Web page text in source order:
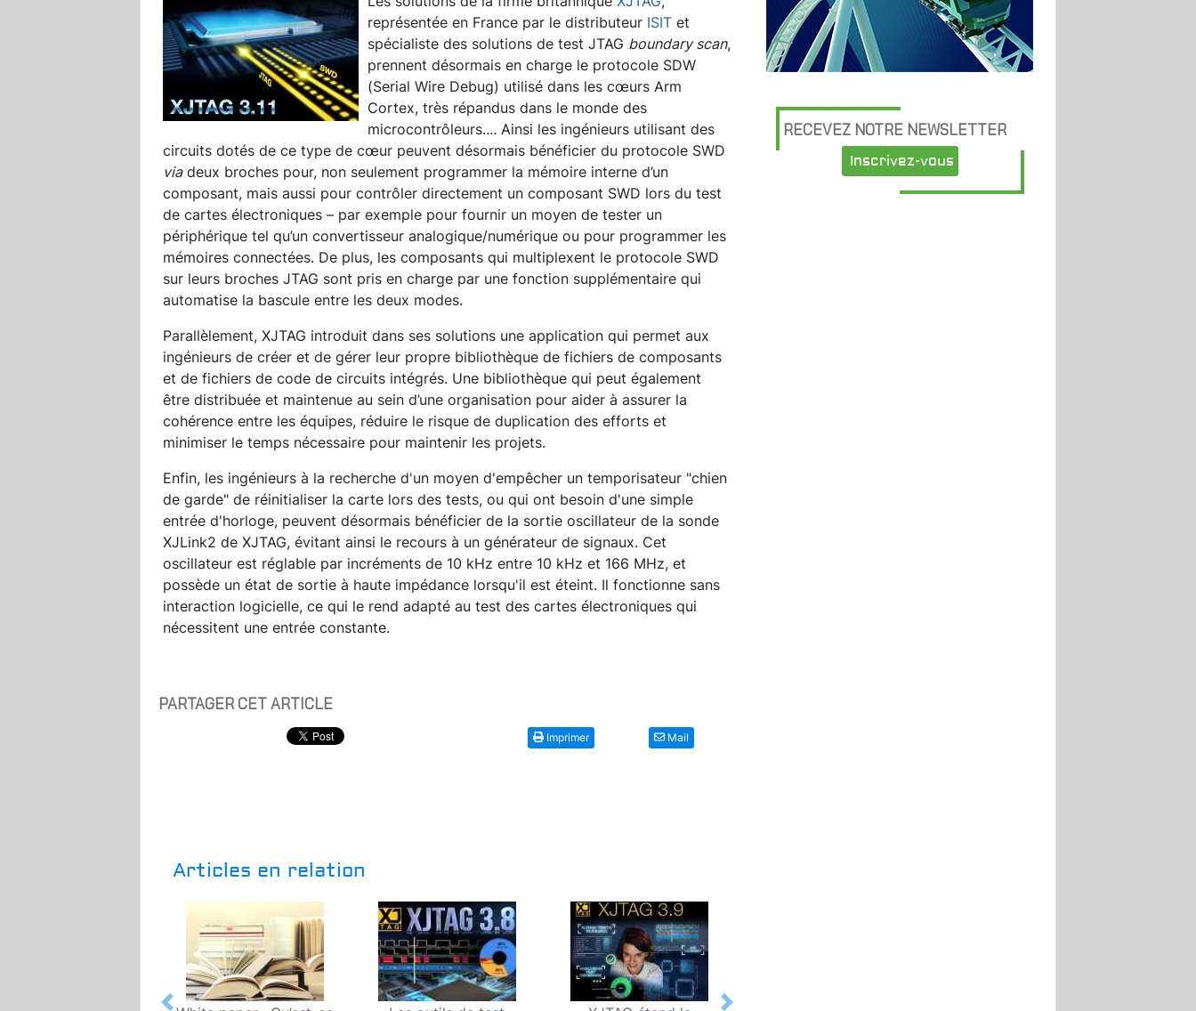
représentée en France par le distributeur ISIT et
spécialiste des solutions de test JTAG boundary scan,
prennent désormais en charge le protocole SDW
(Serial Wire Debug) utilisé dans les cœurs Arm
Cortex, très répandus dans le monde des
microcontrôleurs.... Ainsi les ingénieurs utilisant des
circuits dotés de ce type de cœur peuvent désormais bénéficier du protocole SWD
viadeux broches pour, non seulement programmer la mémoire interne d’un
composant, mais aussi pour contrôler directement un composant SWD lors du test
de cartes électroniques – par exemple pour fournir un moyen de tester un
périphérique tel qu’un convertisseur analogique/numérique ou pour programmer les
mémoires connectées. De plus, les composants qui multiplexent le protocole SWD
sur leurs broches JTAG sont pris en charge par une fonction supplémentaire qui
automatise la bascule entre les deux modes.
Parallèlement, XJTAG introduit dans ses solutions une application qui permet aux
ingénieurs de créer et de gérer leur propre bibliothèque de fichiers de composants
et de fichiers de code de circuits intégrés. Une bibliothèque qui peut également
être distribuée et maintenue au sein d’une organisation pour aider à assurer la
cohérence entre les équipes, réduire le risque de duplication des efforts et
minimiser le temps nécessaire pour maintenir les projets.
Enfin, les ingénieurs à la recherche d'un moyen d'empêcher un temporisateur "chien
de garde" de réinitialiser la carte lors des tests, ou qui ont besoin d'une simple
entrée d'horloge, peuvent désormais bénéficier de la sortie oscillateur de la sonde
XJLink2 de XJTAG, évitant ainsi le recours à un générateur de signaux. Cet
oscillateur est réglable par incréments de 10 kHz entre 10 kHz et 166 MHz, et
possède un état de sortie à haute impédance lorsqu'il est éteint. Il fonctionne sans
interaction logicielle, ce qui le rend adapté au test des cartes électroniques qui
nécessitent une entrée constante.
PARTAGER CET ARTICLE
Imprimer Mail
Articles en relation
RECEVEZ NOTRE NEWSLETTER
Inscrivez-vous